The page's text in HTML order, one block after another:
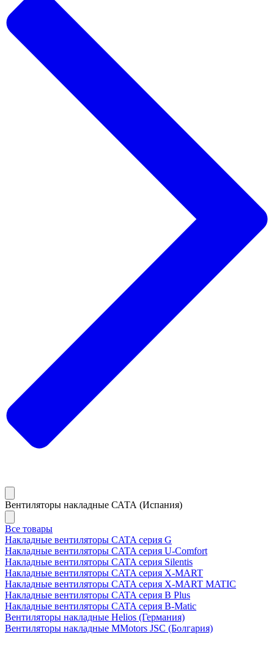
Вентиляторы накладные САТА (Испания)
Все товары
Накладные вентиляторы CATA серия G
Накладные вентиляторы CATA серия U-Comfort
Накладные вентиляторы CATA серия Silentis
Накладные вентиляторы CATA серия X-MART
Накладные вентиляторы CATA серия X-MART MATIC
Накладные вентиляторы CATA серия B Plus
Накладные вентиляторы CATA серия B-Matic
Вентиляторы накладные Helios (Германия)
Вентиляторы накладные MMotors JSC (Болгария)